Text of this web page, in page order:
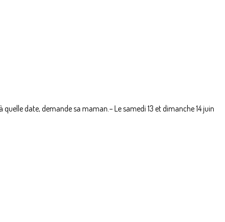
date, demande sa maman.– Le samedi 13 et dimanche 14 juin